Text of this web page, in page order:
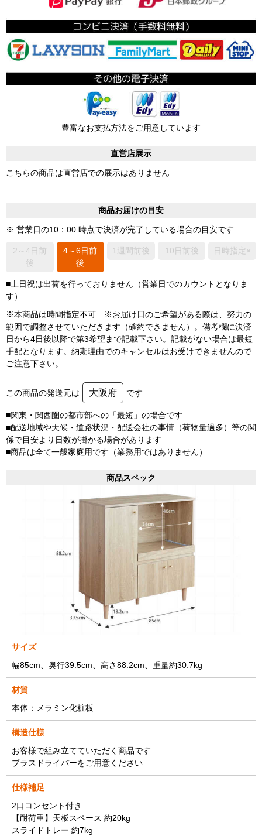
豊富なお支払方法をご用意しています
直営店展示
こちらの商品は直営店での展示はありません
商品お届けの目安
※ 営業日の10：00 時点で決済が完了している場合の目安です
2～4日前
後
4～6日前
後
1週間前後 10日前後 日時指定×
■土日祝は出荷を行っておりません（営業日でのカウントとなりま
す）
※本商品は時間指定不可 ※お届け日のご希望がある際は、努力の
範囲で調整させていただきます（確約できません）。備考欄に決済
日から4日後以降で第3希望まで記載下さい。記載がない場合は最短
手配となります。納期理由でのキャンセルはお受けできませんので
ご注意下さい。
この商品の発送元は 大阪府 です
■関東・関西圏の都市部への「最短」の場合です
■配送地域や天候・道路状況・配送会社の事情（荷物量過多）等の関
係で目安より日数が掛かる場合があります
■商品は全て一般家庭用です（業務用ではありません）
商品スペック
サイズ
幅85cm、奥行39.5cm、高さ88.2cm、重量約30.7kg
材質
本体：メラミン化粧板
構造仕様
お客様で組み立てていただく商品です
プラスドライバーをご用意ください
仕様補足
2口コンセント付き
【耐荷重】天板スペース 約20kg
スライドトレー 約7kg